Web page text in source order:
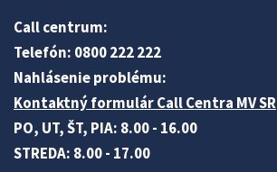
Call centrum:
Telefón: 0800 222 222
Nahlásenie problému:
Kontaktný formulár Call Centra MV SR
PO, UT, ŠT, PIA: 8.00 - 16.00
STREDA: 8.00 - 17.00